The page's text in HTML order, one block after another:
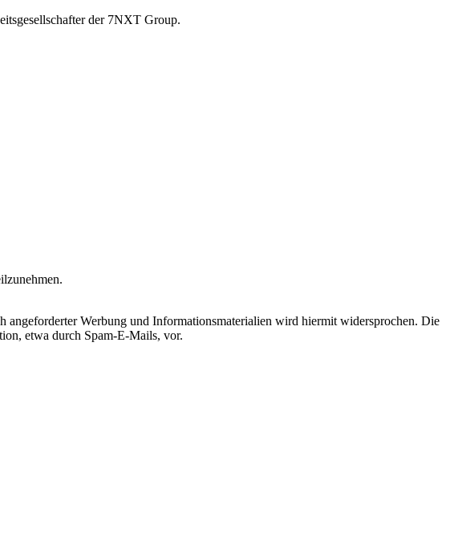
der 7NXT Group.
Werbung und Informationsmaterialien wird hiermit widersprochen. Die
etwa durch Spam-E-Mails, vor.